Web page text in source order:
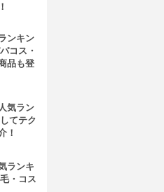
ンキン
コス・
品も登
気ラン
てテク
！
ランキ
・コス